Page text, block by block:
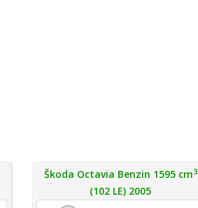
Škoda Octavia Benzin 1595 cm3
(102 LE) 2005